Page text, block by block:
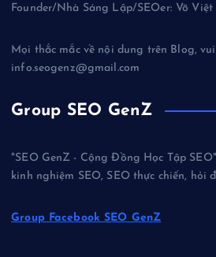
Founder/Nhà Sáng Lập/SEOer: Võ Việt
Mọi thắc mắc về nội dung trên Blog,
info.seogenz@gmail.com
Group SEO GenZ
"SEO GenZ - Cộng Đồng Học Tập
kinh nghiệm SEO, SEO thực chiến, hỏi
Group Facebook SEO GenZ